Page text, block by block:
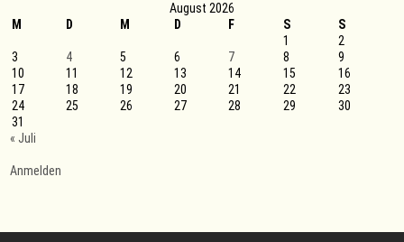
August 2026
M
D M D F S
S
1
2
3
4 5 6 7 8
9
10
11 12 13 14 15
16
17
18 19 20 21 22
23
24
25 26 27 28 29
30
31
« Juli
Anmelden